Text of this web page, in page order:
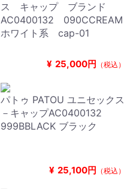
ス キャップ ブランド
AC0400132 090CCREAM
ホワイト系 cap-01
¥ 25,000円 （税込）
パトゥ PATOU ユニセックス
－キャップAC0400132
999BBLACK ブラック
¥ 25,100円 （税込）